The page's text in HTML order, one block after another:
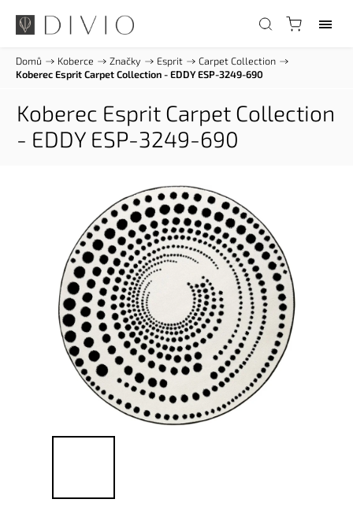
Domů / Koberce / Značky / Esprit / Carpet Collection /
Koberec Esprit Carpet Collection - EDDY ESP-3249-690
Koberec Esprit Carpet Collection
- EDDY ESP-3249-690